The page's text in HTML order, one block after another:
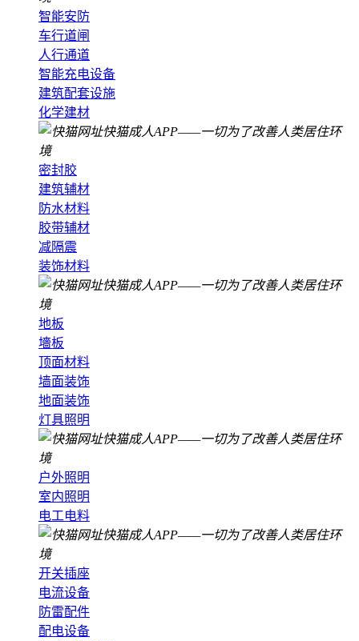
智能安防
车行道闸
人行通道
智能充电设备
建筑配套设施
化学建材
密封胶
建筑辅材
防水材料
胶带辅材
减隔震
装饰材料
地板
墻板
顶面材料
墙面装饰
地面装饰
灯具照明
户外照明
室内照明
电工电料
开关插座
电流设备
防雷配件
配电设备